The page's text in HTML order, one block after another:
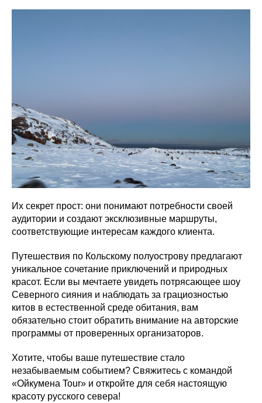
Их секрет прост: они понимают потребности своей
аудитории и создают эксклюзивные маршруты,
соответствующие интересам каждого клиента.
Путешествия по Кольскому полуострову предлагают
уникальное сочетание приключений и природных
красот. Если вы мечтаете увидеть потрясающее шоу
Северного сияния и наблюдать за грациозностью
китов в естественной среде обитания, вам
обязательно стоит обратить внимание на авторские
программы от проверенных организаторов.
Хотите, чтобы ваше путешествие стало
незабываемым событием? Свяжитесь с командой
«Ойкумена Tour» и откройте для себя настоящую
красоту русского севера!